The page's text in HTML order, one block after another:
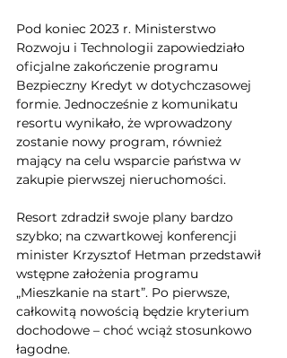
Pod koniec 2023 r. Ministerstwo
Rozwoju i Technologii zapowiedziało
oficjalne zakończenie programu
Bezpieczny Kredyt w dotychczasowej
formie. Jednocześnie z komunikatu
resortu wynikało, że wprowadzony
zostanie nowy program, również
mający na celu wsparcie państwa w
zakupie pierwszej nieruchomości.
Resort zdradził swoje plany bardzo
szybko; na czwartkowej konferencji
minister Krzysztof Hetman przedstawił
wstępne założenia programu
„Mieszkanie na start”. Po pierwsze,
całkowitą nowością będzie kryterium
dochodowe – choć wciąż stosunkowo
łagodne.